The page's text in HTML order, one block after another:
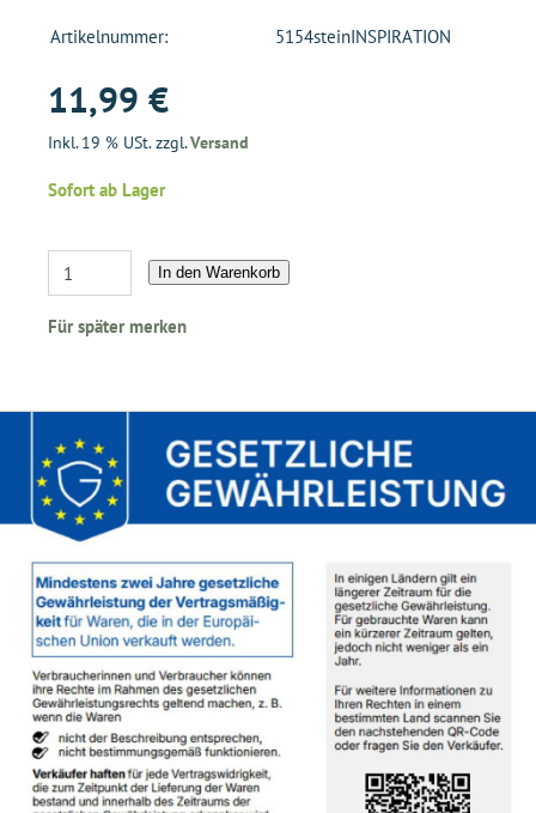
Artikelnummer: 5154steinINSPIRATION
11,99 €
Inkl. 19 % USt. zzgl.Versand
Sofort ab Lager
In den Warenkorb
Für später merken